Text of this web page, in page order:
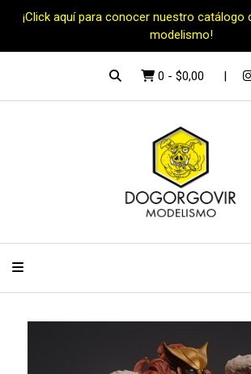
¡Click aquí para conocer nuestro catálogo
modelismo!
0 - $0,00